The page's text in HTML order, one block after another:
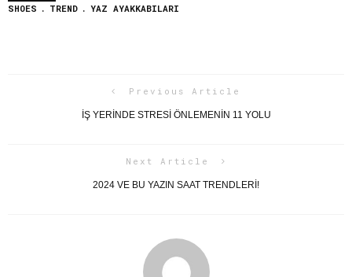
SHOES
TREND YAZ AYAKKABILARI
Previous Article
İŞ YERINDE STRESI ÖNLEMENIN 11 YOLU
Next Article
2024 VE BU YAZIN SAAT TRENDLERİ!